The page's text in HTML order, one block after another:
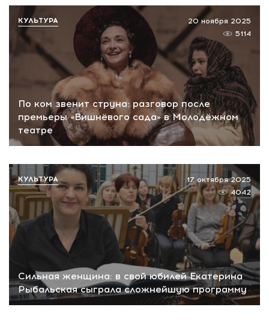
По ком звенит струна: разговор после
премьеры «Вишнёвого сада» в Молодёжном
театре
20 ноября 2025
5114
КУЛЬТУРА
Сильная женщина: в свой юбилей Екатерина
Рыбальская сыграла сложнейшую программу
17 октября 2025
4042
КУЛЬТУРА